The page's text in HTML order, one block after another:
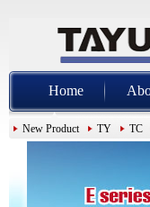
Home
New Product TY TC